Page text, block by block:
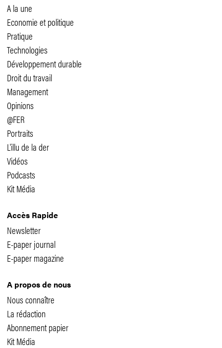
A la une
Economie et politique
Pratique
Technologies
Développement durable
Droit du travail
Management
Opinions
@FER
Portraits
L'illu de la der
Vidéos
Podcasts
Kit Média
Accès Rapide
Newsletter
E-paper journal
E-paper magazine
A propos de nous
Nous connaître
La rédaction
Abonnement papier
Kit Média